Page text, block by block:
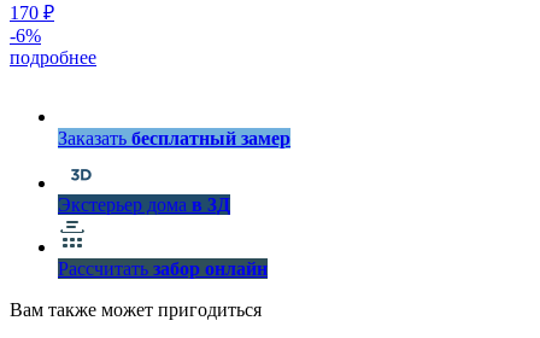
170 ₽
-6%
подробнее
Заказать бесплатный замер
Экстерьер дома в 3Д
Рассчитать забор онлайн
Вам также может пригодиться